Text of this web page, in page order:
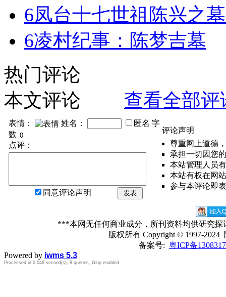
6凤台十七世祖陈兴之
6凌村纪事：陈梦吉墓
热门评论
本文评论
查看全部评
表情： 姓名： 匿名 字
数
点评：
同意评论声明 发表
评论声明
尊重网上道德
承担一切因您
本站管理人员
本站有权在网
参与本评论即
***本网无任何商业成分，所刊资料均供研究
版权所有Copyright © 1997-2024
备案号: 粤ICP备
Powered by iwms 5.3
Processed in 0.049 second(s), 8 queries, Gzip enabled